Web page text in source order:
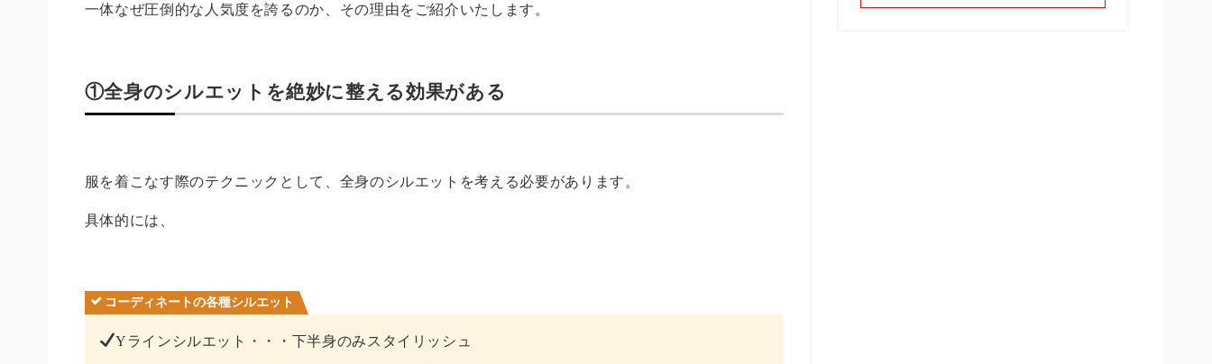
一体なぜ圧倒的な人気度を誇るのか、その理由をご紹介いたします。
①全身のシルエットを絶妙に整える効果がある
服を着こなす際のテクニックとして、全身のシルエットを考える必要があります。
具体的には、
コーディネートの各種シルエット
Yラインシルエット・・・下半身のみスタイリッシュ